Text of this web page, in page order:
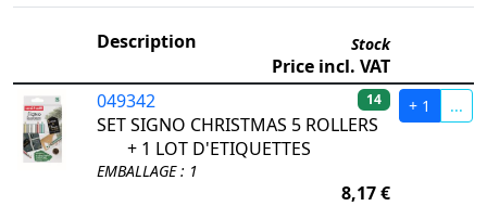
Description Stock
Price incl. VAT
049342
SET SIGNO CHRISTMAS 5 ROLLERS
+ 1 LOT D'ETIQUETTES
EMBALLAGE : 1
14
8,17 €
+ 1 ...